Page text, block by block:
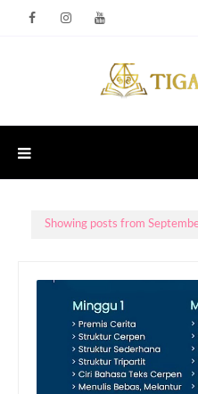
Showing posts from